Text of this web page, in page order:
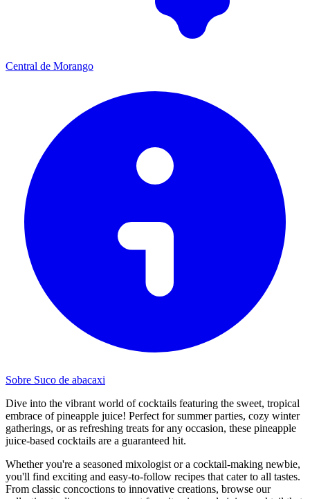
Central de Morango
Sobre Suco de abacaxi
Dive into the vibrant world of cocktails featuring the sweet, tropical
embrace of pineapple juice! Perfect for summer parties, cozy winter
gatherings, or as refreshing treats for any occasion, these pineapple
juice-based cocktails are a guaranteed hit.
Whether you're a seasoned mixologist or a cocktail-making newbie,
you'll find exciting and easy-to-follow recipes that cater to all tastes.
From classic concoctions to innovative creations, browse our